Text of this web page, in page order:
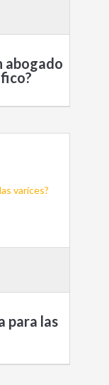
abogado
para las